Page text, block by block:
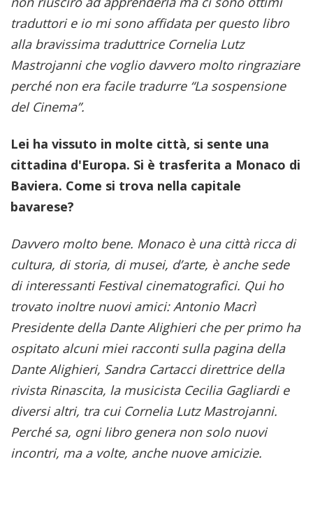
traduttori e io mi sono affidata per questo libro
alla bravissima traduttrice Cornelia Lutz
Mastrojanni che voglio davvero molto ringraziare
perché non era facile tradurre “La sospensione
del Cinema”.
Lei ha vissuto in molte città, si sente una
cittadina d'Europa. Si è trasferita a Monaco di
Baviera. Come si trova nella capitale
bavarese?
Davvero molto bene. Monaco è una città ricca di
cultura, di storia, di musei, d’arte, è anche sede
di interessanti Festival cinematografici. Qui ho
trovato inoltre nuovi amici: Antonio Macrì
Presidente della Dante Alighieri che per primo ha
ospitato alcuni miei racconti sulla pagina della
Dante Alighieri, Sandra Cartacci direttrice della
rivista Rinascita, la musicista Cecilia Gagliardi e
diversi altri, tra cui Cornelia Lutz Mastrojanni.
Perché sa, ogni libro genera non solo nuovi
incontri, ma a volte, anche nuove amicizie.